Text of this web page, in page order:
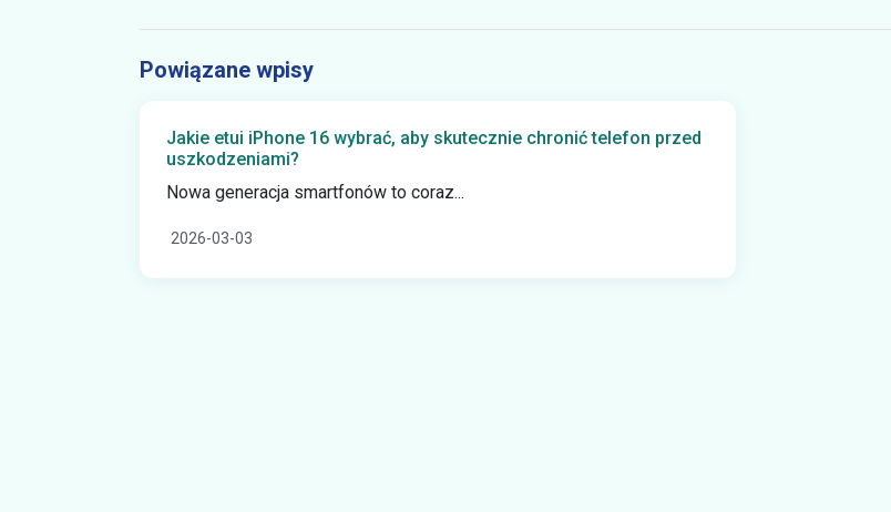
Powiązane wpisy
Jakie etui iPhone 16 wybrać, aby skutecznie chronić telefon przed
uszkodzeniami?
Nowa generacja smartfonów to coraz...
2026-03-03